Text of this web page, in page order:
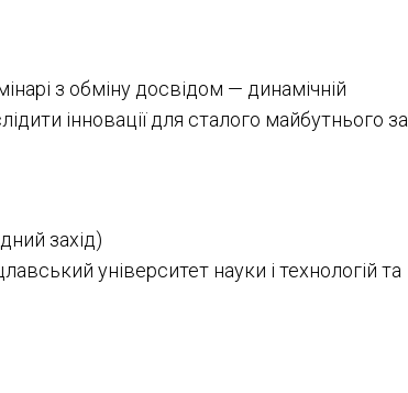
з обміну досвідом — динамічній
інновації для сталого майбутнього за
захід)
університет науки і технологій та